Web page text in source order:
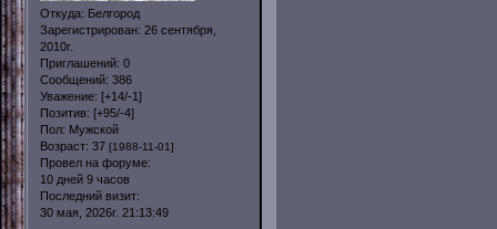
Откуда: Белгород
Зарегистрирован: 26 сентября,
2010г.
Приглашений: 0
Сообщений: 386
Уважение: [+14/-1]
Позитив: [+95/-4]
Пол: Мужской
Возраст: 37 [1988-11-01]
Провел на форуме:
10 дней 9 часов
Последний визит:
30 мая, 2026г. 21:13:49